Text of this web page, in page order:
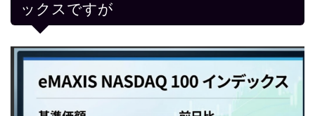
ックスですが